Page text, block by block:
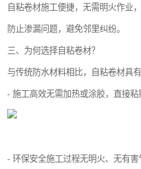
自粘卷材施工便捷，无需明火作业
防止渗漏问题，避免邻里纠纷。
三、为何选择自粘卷材？
与传统防水材料相比，自粘卷材具
- 施工高效无需加热或涂胶，直接粘
- 环保安全施工过程无明火、无有害